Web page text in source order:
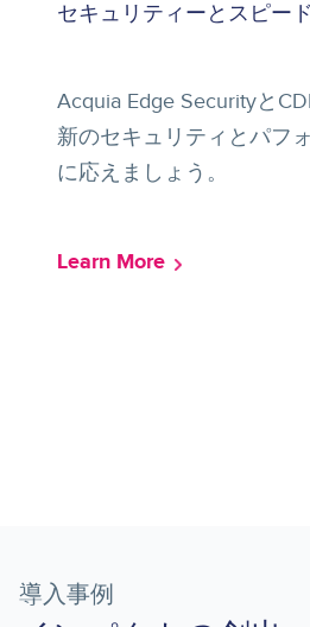
セキュリティーとスピード
Acquia Edge Securityと
新のセキュリティとパフ
に応えましょう。
Learn More
導入事例